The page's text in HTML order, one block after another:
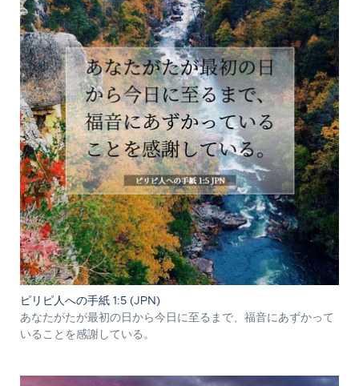
ピリピ人への手紙 1:5 (JPN)
あなたがたが最初の日から今日に至るまで、福音にあずかって
いることを感謝している。